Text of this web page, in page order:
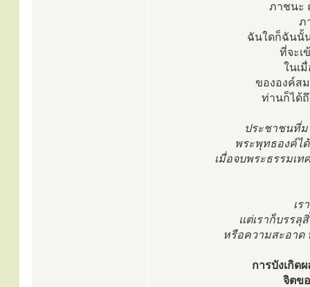
ภาชนะ
ภ
ฉันใดก็ฉันนั้
ที่จะเ
ในเ
ขององค์ส
ท่านก็ได้
ประชาชนที่ม
พระพุทธองค์ไ
เมื่อจบพระธรรมเ
เร
แต่เราก็บรรลุ
หรือความสะอาด
การบังเกิด
จิตข